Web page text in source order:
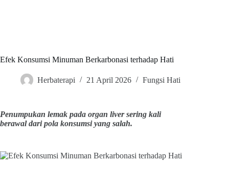
Efek Konsumsi Minuman Berkarbonasi terhadap Hati
Herbaterapi 21 April 2026 Fungsi Hati
Penumpukan lemak pada organ liver sering kali
berawal dari pola konsumsi yang salah.